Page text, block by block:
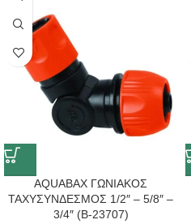
AQUABAX ΓΩΝΙΑΚΟΣ
ΤΑΧΥΣΥΝΔΕΣΜΟΣ 1/2″ – 5/8″ –
3/4″ (B-23707)